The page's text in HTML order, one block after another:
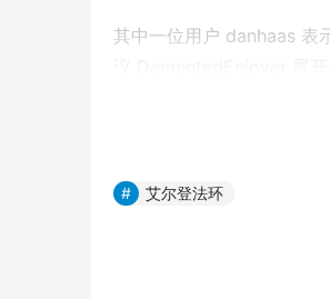
其中一位用户 danhaas 表
I’ve wasted nearly an
最终，DementedEnjoyer
此提高稀有装备的掉落率
艾尔登法环